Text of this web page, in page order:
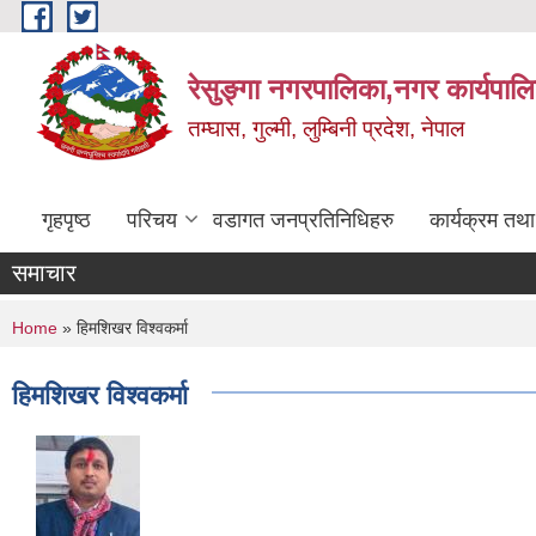
Skip to main content
रेसुङ्गा नगरपालिका,नगर
तम्घास, गुल्मी, लुम्बिनी प्रदेश, नेपाल
गृहपृष्ठ परिचय वडागत जनप्रतिनिधिहरु कार्यक्रम
समाचार
You are here
Home » हिमशिखर विश्वकर्मा
हिमशिखर विश्वकर्मा